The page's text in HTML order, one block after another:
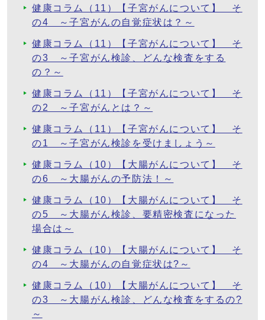
健康コラム（11）【子宮がんについて】 そ
の4 ～子宮がんの自覚症状は？～
健康コラム（11）【子宮がんについて】 そ
の3 ～子宮がん検診、どんな検査をする
の？～
健康コラム（11）【子宮がんについて】 そ
の2 ～子宮がんとは？～
健康コラム（11）【子宮がんについて】 そ
の1 ～子宮がん検診を受けましょう～
健康コラム（10）【大腸がんについて】 そ
の6 ～大腸がんの予防法！～
健康コラム（10）【大腸がんについて】 そ
の5 ～大腸がん検診、要精密検査になった
場合は～
健康コラム（10）【大腸がんについて】 そ
の4 ～大腸がんの自覚症状は?～
健康コラム（10）【大腸がんについて】 そ
の3 ～大腸がん検診、どんな検査をするの?
～